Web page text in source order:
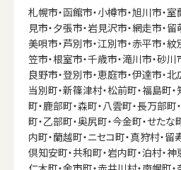
札幌市・函館市・小樽市・旭川市・室
見市・夕張市・岩見沢市・網走市・留
美唄市・芦別市・江別市・赤平市・紋
笠市・根室市・千歳市・滝川市・砂川
良野市・登別市・恵庭市・伊達市・北
当別町・新篠津村・松前町・福島町
町・鹿部町・森町・八雲町・長万部町
町・乙部町・奥尻町・今金町・せたな
内町・蘭越町・ニセコ町・真狩村・留
倶知安町・共和町・岩内町・泊村・神